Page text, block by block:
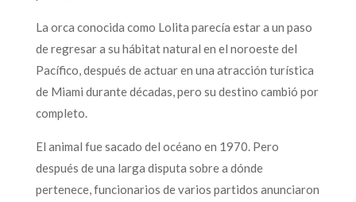
La orca conocida como Lolita parecía estar a un paso
de regresar a su hábitat natural en el noroeste del
Pacífico, después de actuar en una atracción turística
de Miami durante décadas, pero su destino cambió por
completo.
El animal fue sacado del océano en 1970. Pero
después de una larga disputa sobre a dónde
pertenece, funcionarios de varios partidos anunciaron